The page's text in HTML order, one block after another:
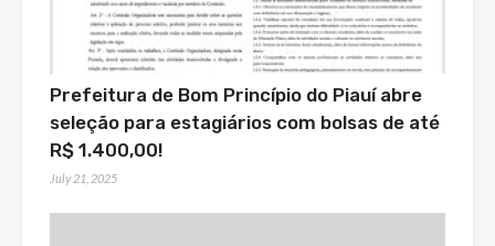
Prefeitura de Bom Princípio do Piauí abre
seleção para estagiários com bolsas de até
R$ 1.400,00!
July 21, 2025